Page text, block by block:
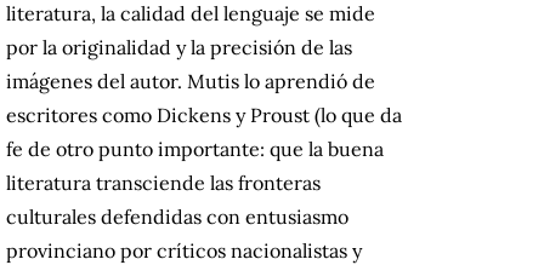
literatura, la calidad del lenguaje se mide
por la originalidad y la precisión de las
imágenes del autor. Mutis lo aprendió de
escritores como Dickens y Proust (lo que da
fe de otro punto importante: que la buena
literatura transciende las fronteras
culturales defendidas con entusiasmo
provinciano por críticos nacionalistas y